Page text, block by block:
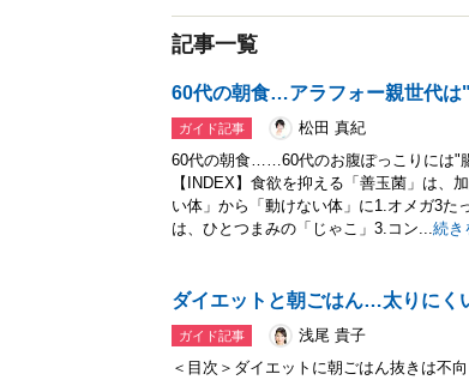
記事一覧
60代の朝食…アラフォー親世代は
ガイド記事
松田 真紀
60代の朝食……60代のお腹ぽっこりには"
【INDEX】食欲を抑える「善玉菌」は、
い体」から「動けない体」に1.オメガ3た
は、ひとつまみの「じゃこ」3.コン...続き
ダイエットと朝ごはん…太りにく
ガイド記事
浅尾 貴子
＜目次＞ダイエットに朝ごはん抜きは不